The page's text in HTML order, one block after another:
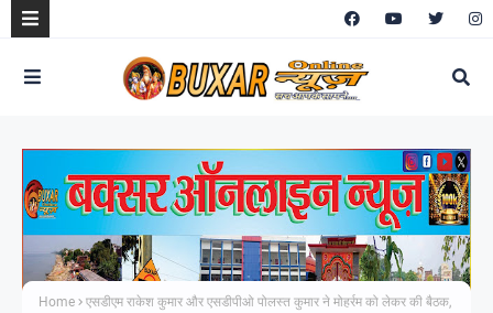
Home
एसडीएम राकेश कुमार और एसडीपीओ पोलस्त कुमार ने मोहर्रम को लेकर की बैठक,